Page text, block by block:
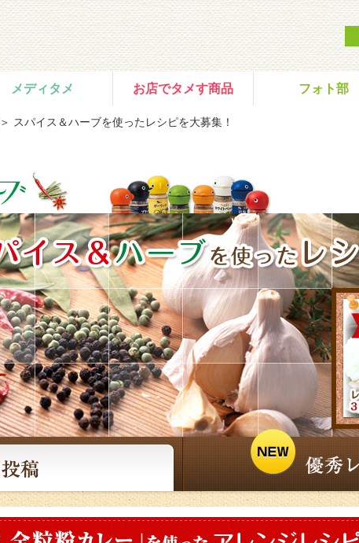
メディタメ お店でタメす商品 フォト部
＞ スパイス＆ハーブを使ったレシピを大募集！